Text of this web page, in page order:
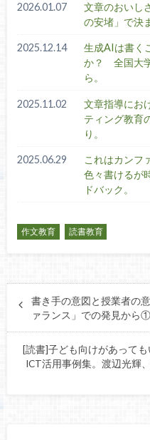
2026.01.07
文章のおいし
の安堵」で決
2025.12.14
生成AIは書く
か？ 全国大
ら。
2025.11.02
文章指導にお
ティング教育
り。
2025.06.29
これはカンフ
色々書けるが
ドバック。
作文教育 読書教育
書き手の意図と授業者の
ァランス」での発見から①
[読書]子ども向けがあって
ICT活用事例集。渡辺光輝